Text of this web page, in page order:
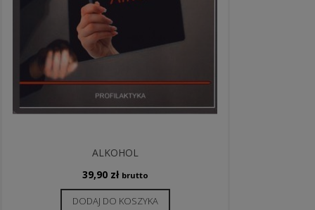
ALKOHOL
39,90 zł brutto
DODAJ DO KOSZYKA